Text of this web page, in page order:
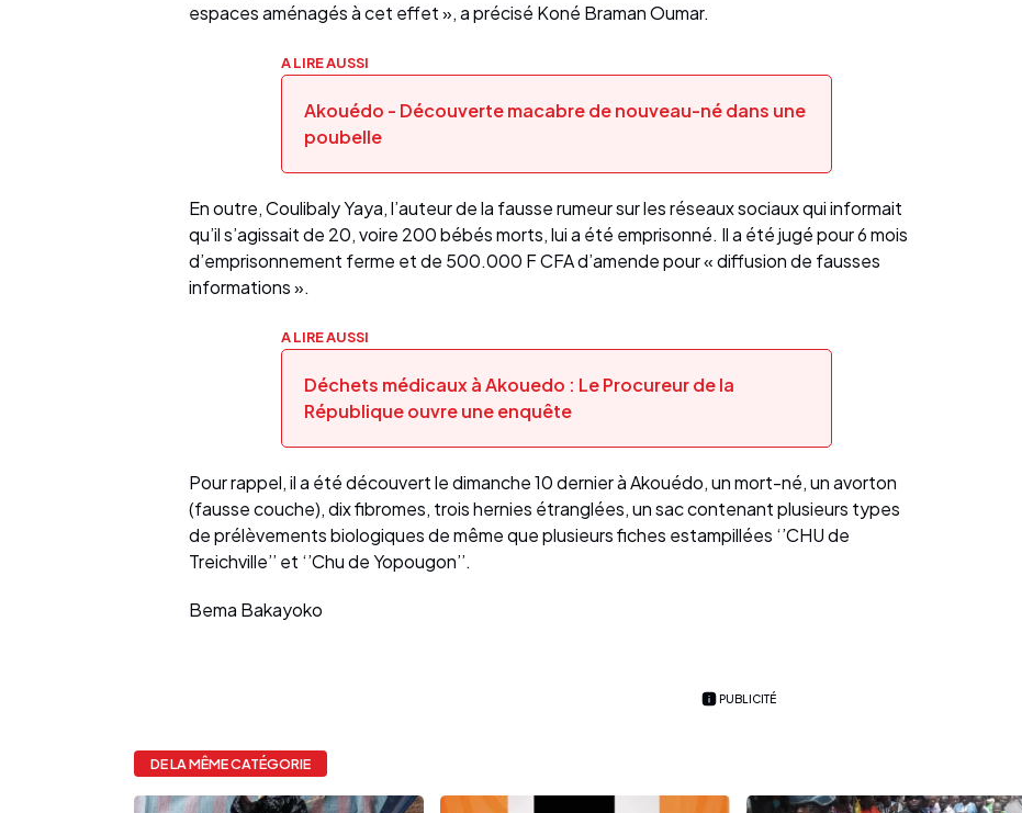
espaces aménagés à cet effet », a précisé Koné Braman Oumar.
A LIRE AUSSI
Akouédo - Découverte macabre de nouveau-né dans une
poubelle
En outre, Coulibaly Yaya, l’auteur de la fausse rumeur sur les réseaux sociaux qui informait
qu’il s’agissait de 20, voire 200 bébés morts, lui a été emprisonné. Il a été jugé pour 6 mois
d’emprisonnement ferme et de 500.000 F CFA d’amende pour « diffusion de fausses
informations ».
A LIRE AUSSI
Déchets médicaux à Akouedo : Le Procureur de la
République ouvre une enquête
Pour rappel, il a été découvert le dimanche 10 dernier à Akouédo, un mort-né, un avorton
(fausse couche), dix fibromes, trois hernies étranglées, un sac contenant plusieurs types
de prélèvements biologiques de même que plusieurs fiches estampillées ‘’CHU de
Treichville’’ et ‘’Chu de Yopougon’’.
Bema Bakayoko
PUBLICITÉ
DE LA MÊME CATÉGORIE